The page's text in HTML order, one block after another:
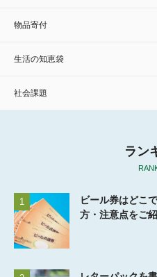
物品寄付
生活の知恵袋
社会課題
ラン
1
ビール券はどこ
方・注意点をご